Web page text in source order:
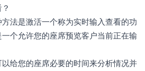
法是激活一个称为实时输入查看的功
个允许您的座席预览客户当前正在输
给您的座席必要的时间来分析情况并